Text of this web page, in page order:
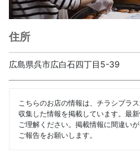
住所
広島県呉市広白石四丁目5-39
こちらのお店の情報は、チラシプラ
収集した情報を掲載しています。最
ご理解ください。掲載情報に間違い
ご報告をお願いします。